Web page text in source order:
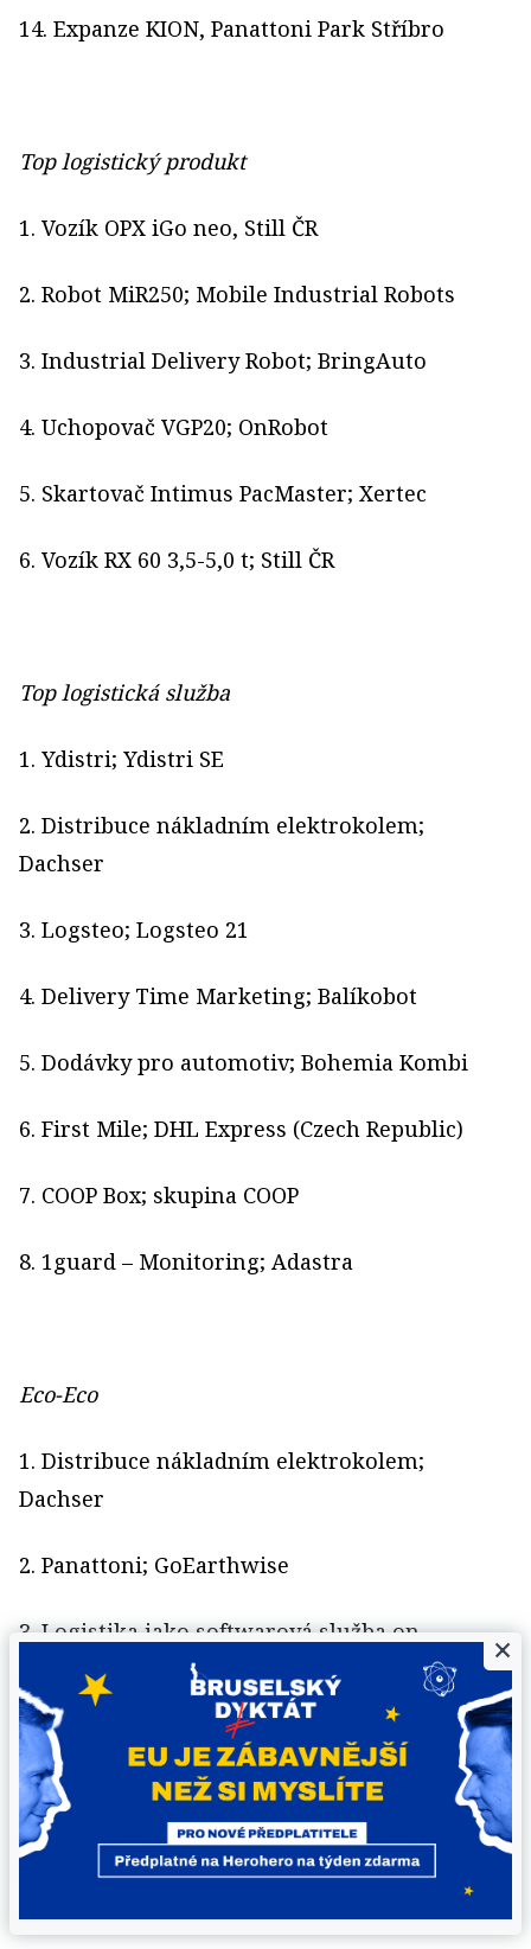
14. Expanze KION, Panattoni Park Stříbro
Top logistický produkt
1. Vozík OPX iGo neo, Still ČR
2. Robot MiR250; Mobile Industrial Robots
3. Industrial Delivery Robot; BringAuto
4. Uchopovač VGP20; OnRobot
5. Skartovač Intimus PacMaster; Xertec
6. Vozík RX 60 3,5-5,0 t; Still ČR
Top logistická služba
1. Ydistri; Ydistri SE
2. Distribuce nákladním elektrokolem;
Dachser
3. Logsteo; Logsteo 21
4. Delivery Time Marketing; Balíkobot
5. Dodávky pro automotiv; Bohemia Kombi
6. First Mile; DHL Express (Czech Republic)
7. COOP Box; skupina COOP
8. 1guard – Monitoring; Adastra
Eco-Eco
1. Distribuce nákladním elektrokolem;
Dachser
2. Panattoni; GoEarthwise
3. Logistika jako softwarová služba on-
demand; Liftago & Alza.cz
4. Dodávky pro automotive; Bohemia Kombi
5. Budova pro Real Digital; Panattoni Parku
Cheb South
×